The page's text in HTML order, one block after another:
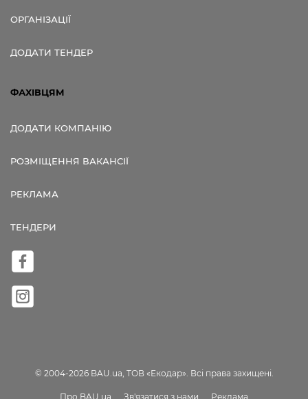
ОРГАНІЗАЦІЇ
ДОДАТИ ТЕНДЕР
ФАХІВЦЯМ
ДОДАТИ КОМПАНІЮ
РОЗМІЩЕННЯ ВАКАНСІЇ
РЕКЛАМА
ТЕНДЕРИ
© 2004-2026 BAU.ua, ТОВ «Екодар». Всі права захищені.
Про BAU.ua Зв'язатися з нами Реклама